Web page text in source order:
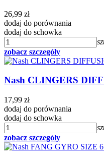
26,99 zł
dodaj do porównania
dodaj do schowka
zobacz szczegóły
Nash CLINGERS
17,99 zł
dodaj do porównania
dodaj do schowka
zobacz szczegóły